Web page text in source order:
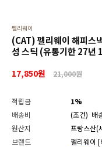
펠리웨이
(CAT) 펠리웨이 해피스
성 스틱 (유통기한 27년
17,850원 21,000원
적립금
1%
배송비
(조건) 배
원산지
프랑스산(
브랜드
펠리웨이 [